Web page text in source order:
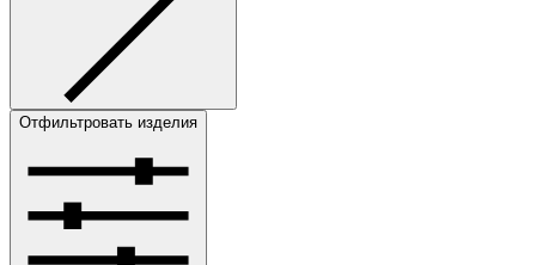
Отфильтровать изделия